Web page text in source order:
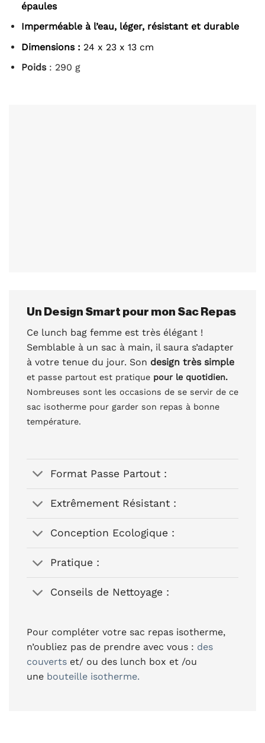
épaules
Imperméable à l’eau, léger, résistant et durable
Dimensions : 24 x 23 x 13 cm
Poids: 290 g
Un Design Smart pour mon Sac Repas
Ce lunch bag femme est très élégant !
Semblable à un sac à main, il saura s’adapter
à votre tenue du jour. Son design très simple
et passe partout est pratique pour le quotidien.
Nombreuses sont les occasions de se servir de ce
sac isotherme pour garder son repas à bonne
température.
Format Passe Partout :
Extrêmement Résistant :
Conception Ecologique :
Pratique :
Conseils de Nettoyage :
Pour compléter votre sac repas isotherme,
n’oubliez pas de prendre avec vous : des
couverts et/ ou des lunch box et /ou
une bouteille isotherme.